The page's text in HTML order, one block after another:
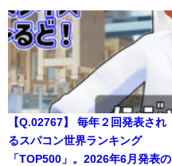
【Q.02767】 毎年２回発表され
るスパコン世界ランキング
「TOP500」。2026年6月発表の